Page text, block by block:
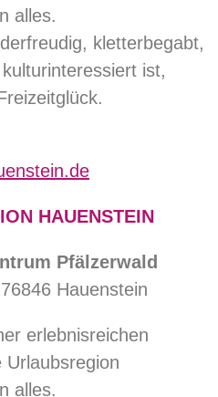
alles.
kletterbegabt,
ist,
HAUENSTEIN
Pfälzerwald
Hauenstein
erlebnisreichen
Urlaubsregion
alles.